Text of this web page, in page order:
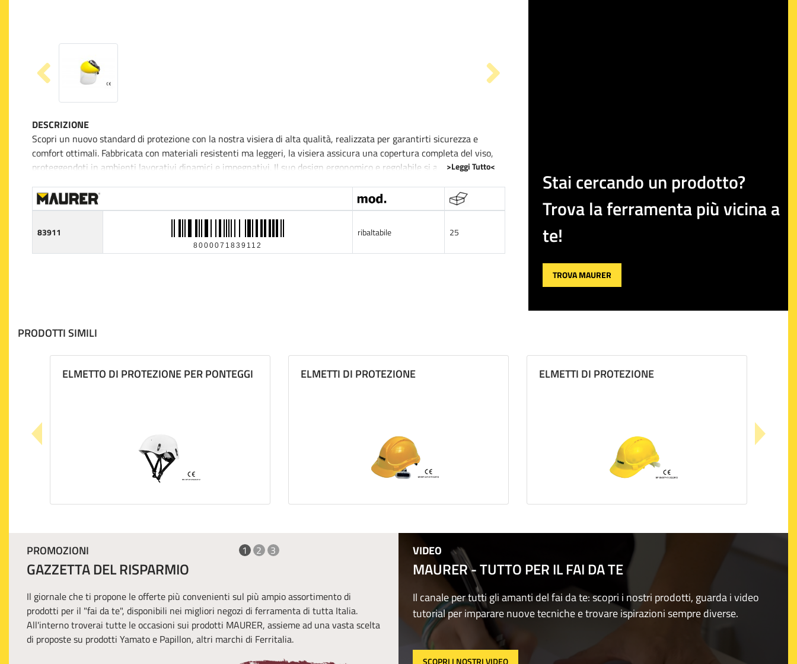
DESCRIZIONE
Scopri un nuovo standard di protezione con la nostra visiera di alta qualità, realizzata per garantirti sicurezza e
comfort ottimali. Fabbricata con materiali resistenti ma leggeri, la visiera assicura una copertura completa del viso,
proteggendoti in ambienti lavorativi dinamici e impegnativi. Il suo design ergonomico e regolabile si adatta
Perfetta per una varietà di applicazioni professionali, dalla manutenzione generale ai lavori in officina.
>Leggi Tutto<
83911
8000071839112
ribaltabile 25
Stai cercando un prodotto?
Trova la ferramenta più vicina a
te!
TROVA MAURER
PRODOTTI SIMILI
ELMETTO DI PROTEZIONE PER PONTEGGI ELMETTI DI PROTEZIONE ELMETTI DI PROTEZIONE
PROMOZIONI 1 2 3
GAZZETTA DEL RISPARMIO
Il giornale che ti propone le offerte più convenienti sul più ampio assortimento di
prodotti per il "fai da te", disponibili nei migliori negozi di ferramenta di tutta Italia.
All'interno troverai tutte le occasioni sui prodotti MAURER, assieme ad una vasta scelta
di proposte su prodotti Yamato e Papillon, altri marchi di Ferritalia.
VIDEO
MAURER - TUTTO PER IL FAI DA TE
Il canale per tutti gli amanti del fai da te: scopri i nostri prodotti, guarda i video
tutorial per imparare nuove tecniche e trovare ispirazioni sempre diverse.
SCOPRI I NOSTRI VIDEO